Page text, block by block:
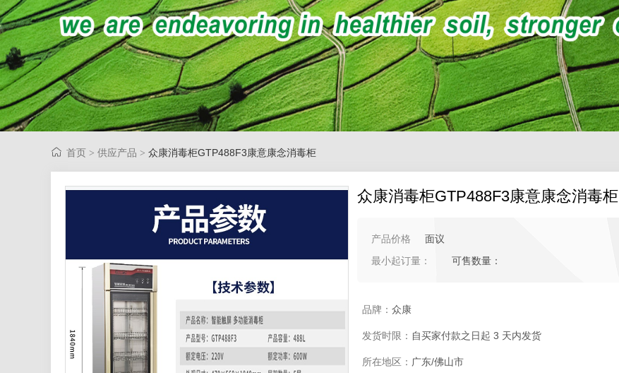
首页 > 供应产品 > 众康消毒柜GTP488F3康意康念消毒柜
众康消毒柜GTP488F3康意康念消毒柜
产品价格
面议
最小起订量：
可售数量：
品牌： 众康
发货时限： 自买家付款之日起 3 天内发货
所在地区： 广东/佛山市